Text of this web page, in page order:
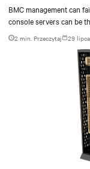
BMC management can
console servers can be
at scale.
2 min. Przeczytaj 29